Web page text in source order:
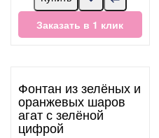
Заказать в 1 клик
Фонтан из зелёных и
оранжевых шаров
агат с зелёной
цифрой